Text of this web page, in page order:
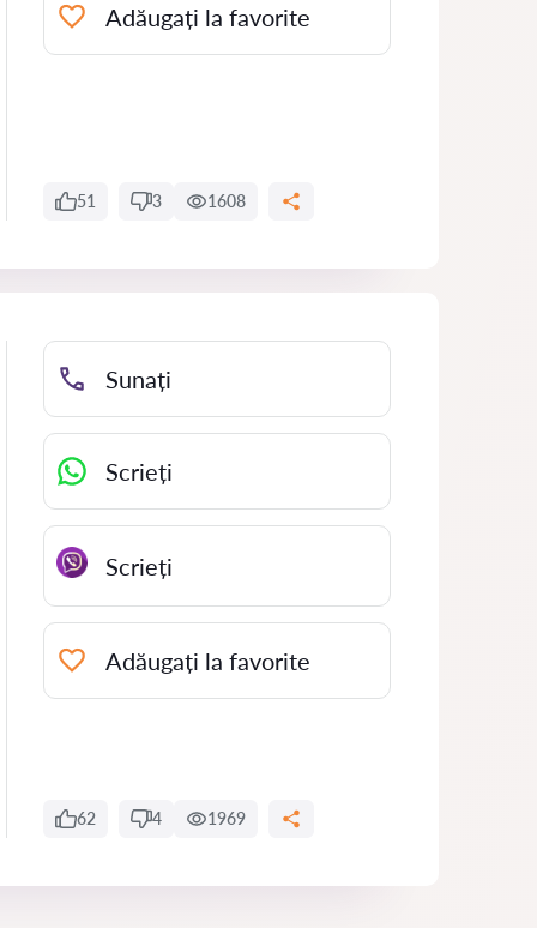
Adăugați la favorite
51 3 1608
Sunați
Scrieți
Scrieți
Adăugați la favorite
62 4 1969